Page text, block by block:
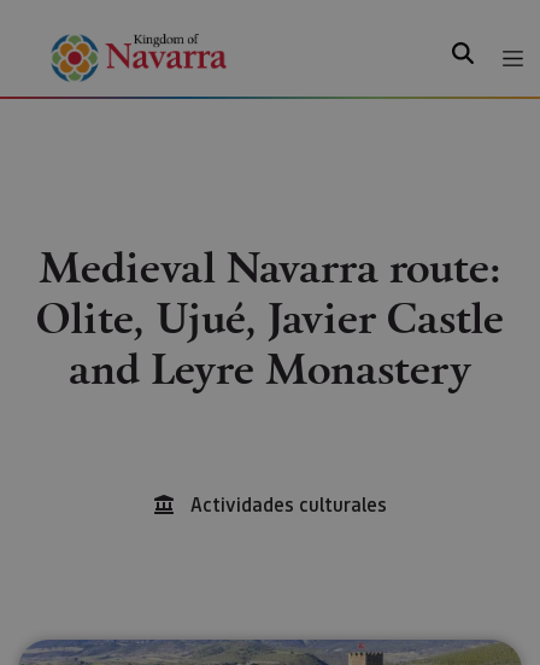
Search
Medieval Navarra route:
Olite, Ujué, Javier Castle
and Leyre Monastery
Actividades culturales